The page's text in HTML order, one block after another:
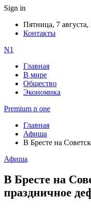
Sign in
Пятница, 7 августа,
Контакты
N1
Главная
В мире
Общество
Экономика
Premium n one
Главная
Афиша
В Бресте на
Афиша
В Бресте на
праздничное